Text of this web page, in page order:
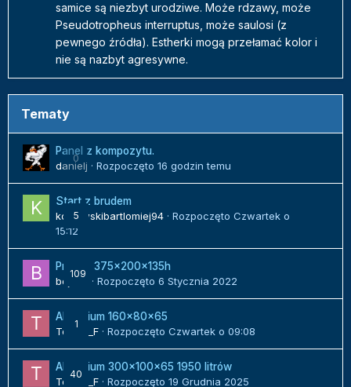
samice są niezbyt urodziwe. Może rdzawy, może
Pseudotropheus interruptus, może saulosi (z
pewnego źródła). Estherki mogą przełamać kolor i
nie są nazbyt agresywne.
Tematy
0
Panel z kompozytu.
danielj · Rozpoczęto 16 godzin temu
5
Start z brudem
kozlowskibartlomiej94 · Rozpoczęto Czwartek o
15:12
109
Projekt 375x200x135h
bojack
· Rozpoczęto 6 Stycznia 2022
1
Akwarium 160x80x65
Tomek_F · Rozpoczęto Czwartek o 09:08
40
Akwarium 300x100x65 1950 litrów
Tomek_F · Rozpoczęto 19 Grudnia 2025